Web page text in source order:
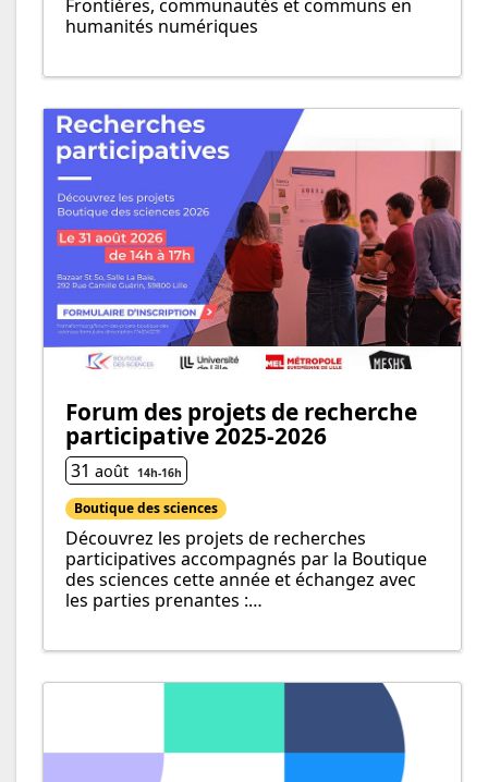
Frontières, communautés et communs en
humanités numériques
Forum des projets de recherche
participative 2025-2026
31 août 14h-16h
Boutique des sciences
Découvrez les projets de recherches
participatives accompagnés par la Boutique
des sciences cette année et échangez avec
les parties prenantes :…